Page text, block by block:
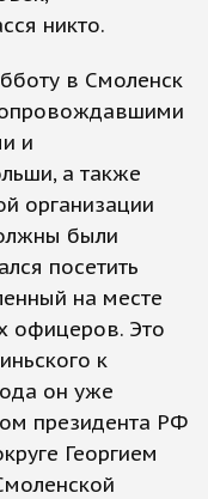
никто.
в Смоленск
и
а также
организации
были
посетить
на месте
офицеров. Это
к
он уже
президента РФ
Георгием